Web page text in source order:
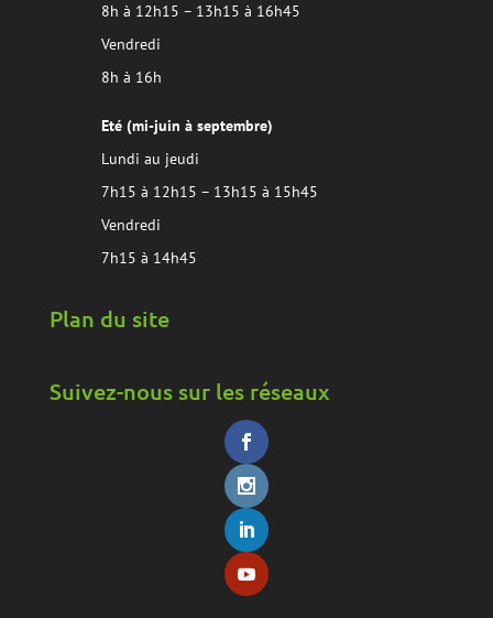
8h à 12h15 – 13h15 à 16h45
Vendredi
8h à 16h
Eté (mi-juin à septembre)
Lundi au jeudi
7h15 à 12h15 – 13h15 à 15h45
Vendredi
7h15 à 14h45
Plan du site
Suivez-nous sur les réseaux